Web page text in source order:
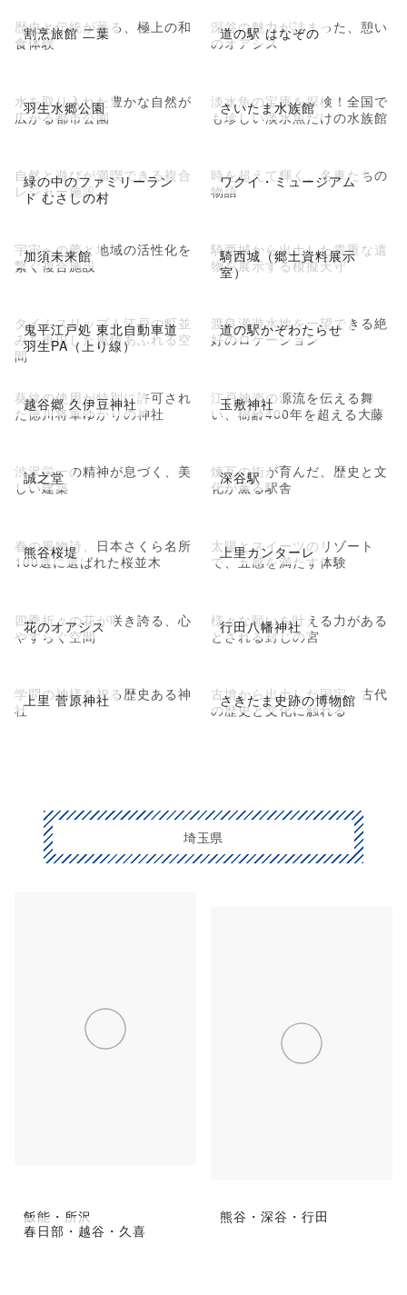
割烹旅館 二葉
歴史と伝統が薫る、極上の和
食体験
道の駅 はなぞの
深谷の魅力が詰まった、憩い
のオアシス
羽生水郷公園
水を取り入れた豊かな自然が
広がる都市公園
さいたま水族館
淡水魚の宝庫を探検！全国で
も珍しい淡水魚だけの水族館
緑の中のファミリーラン
ド むさしの村
自然と遊びが満喫できる複合
レジャー施設
ワクイ・ミュージアム
時を超えて輝く、名車たちの
物語
加須未来館
宇宙への夢と地域の活性化を
繋ぐ複合施設
騎西城（郷土資料展示
室）
騎西城から出土した貴重な遺
物を展示する模擬天守
鬼平江戸処 東北自動車道
羽生PA（上り線）
タイムスリップ！江戸の町並
みを再現した風情あふれる空
間
道の駅かぞわたらせ
渡良瀬遊水地を一望できる絶
好のロケーション
越谷郷 久伊豆神社
葵紋の使用が特別に許可され
た徳川将軍ゆかりの神社
玉敷神社
江戸神楽の源流を伝える舞
い、樹齢400年を超える大藤
誠之堂
渋沢栄一の精神が息づく、美
しい建築
深谷駅
煉瓦の街が育んだ、歴史と文
化が薫る駅舎
熊谷桜堤
春の風物詩、日本さくら名所
100選に選ばれた桜並木
上里カンターレ
太陽とスイーツのリゾート
で、五感を満たす体験
花のオアシス
四季折々の花が咲き誇る、心
やすらぐ空間
行田八幡神社
様々な願いを叶える力がある
とされる封じの宮
上里 菅原神社
学問の神様を祀る歴史ある神
社
さきたま史跡の博物館
古墳から出土した国宝、古代
の歴史と文化に触れる
埼玉県
飯能・所沢
熊谷・深谷・行田
春日部・越谷・久喜